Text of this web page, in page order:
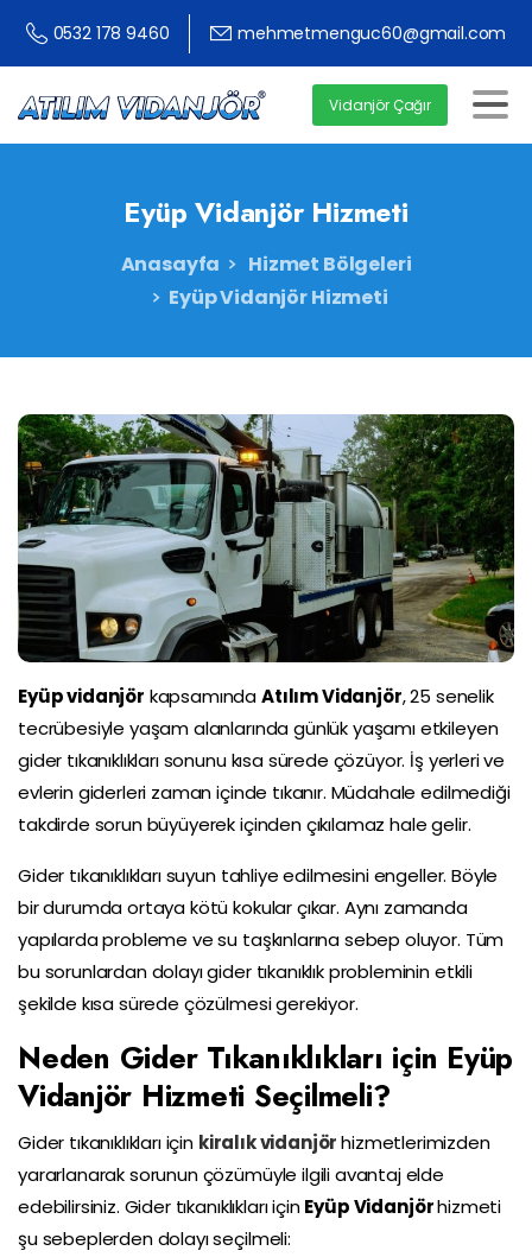
0532 178 9460 mehmetmenguc60@gmail.com
Vidanjör Çağır
Eyüp Vidanjör Hizmeti
Anasayfa
Hizmet Bölgeleri
Eyüp Vidanjör Hizmeti
Eyüp vidanjör kapsamındaAtılım Vidanjör, 25 senelik
tecrübesiyle yaşam alanlarında günlük yaşamı etkileyen
gider tıkanıklıkları sonunu kısa sürede çözüyor. İş yerleri ve
evlerin giderleri zaman içinde tıkanır. Müdahale edilmediği
takdirde sorun büyüyerek içinden çıkılamaz hale gelir.
Gider tıkanıklıkları suyun tahliye edilmesini engeller. Böyle
bir durumda ortaya kötü kokular çıkar. Aynı zamanda
yapılarda probleme ve su taşkınlarına sebep oluyor. Tüm
bu sorunlardan dolayı gider tıkanıklık probleminin etkili
şekilde kısa sürede çözülmesi gerekiyor.
Neden Gider Tıkanıklıkları için Eyüp
Vidanjör Hizmeti Seçilmeli?
Gider tıkanıklıkları için kiralık vidanjörhizmetlerimizden
yararlanarak sorunun çözümüyle ilgili avantaj elde
edebilirsiniz. Gider tıkanıklıkları içinEyüp Vidanjörhizmeti
şu sebeplerden dolayı seçilmeli: